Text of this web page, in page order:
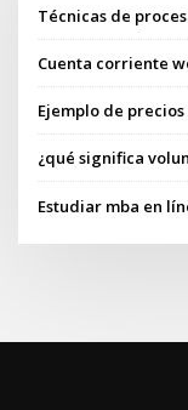
Técnicas de
Cuenta corriente
Ejemplo de
¿qué significa
Estudiar mba en